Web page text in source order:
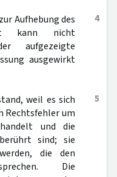
4
Aufhebung des
kann nicht
aufgezeigte
ausgewirkt
5
weil es sich
Rechtsfehler um
und die
sind; sie
die den
Die